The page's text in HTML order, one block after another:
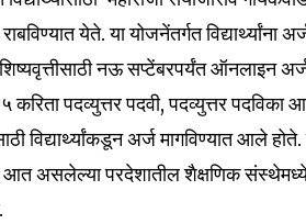
येते. या योजनेंतर्गत विद्यार्थ्यांना
नऊ सप्टेंबरपर्यंत ऑनलाइन
पदव्युत्तर पदवी, पदव्युत्तर पदविका
अर्ज मागविण्यात आले होते.
आत असलेल्या परदेशातील शैक्षणिक